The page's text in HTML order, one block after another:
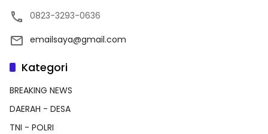
0823-3293-0636
emailsaya@gmail.com
Kategori
BREAKING NEWS
DAERAH - DESA
TNI - POLRI